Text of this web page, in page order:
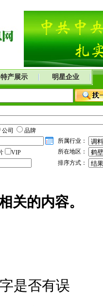
特产展示 明星企业
公司
品牌
所属行业：
VIP
所在地区：
排序方式：
关的内容。
是否有误